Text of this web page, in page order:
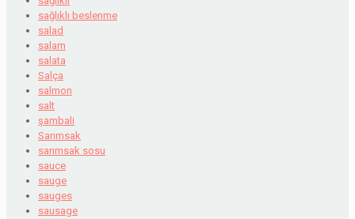
sağlıklı beslenme
salad
salam
salata
Salça
salmon
salt
şambali
Sarımsak
sarımsak sosu
sauce
sauge
sauges
sausage